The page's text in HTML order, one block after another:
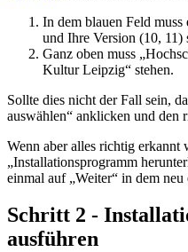
In dem blauen Feld
und Ihre Version (10, 11)
Ganz oben muss
Kultur Leipzig“ stehen.
Sollte dies nicht der Fall sein,
auswählen“ anklicken und den
Wenn aber alles richtig erkannt
„Installationsprogramm
einmal auf „Weiter“ in dem
Schritt 2 -
ausführen